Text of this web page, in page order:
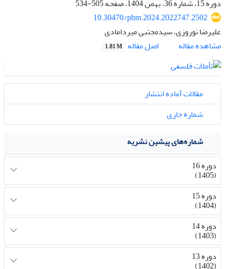
دوره 15، شماره 36، بهمن 1404، صفحه
505-534
10.30470/phm.2024.2022747.2502
علیرضا نوروزی، سیدمجتبی میردامادی
مشاهده مقاله
اصل مقاله 1.81 M
مقالات آماده انتشار
شماره جاری
شماره‌های پیشین نشریه
دوره 16
(1405)
دوره 15
(1404)
دوره 14
(1403)
دوره 13
(1402)